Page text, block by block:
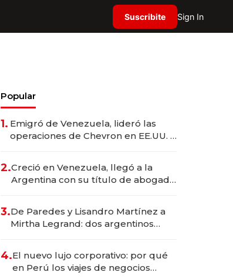
Suscribite Sign In
Popular
1. Emigró de Venezuela, lideró las
operaciones de Chevron en EE.UU. y
2.Creció en Venezuela, llegó a la
Argentina con su título de abogado
marcas "fast premium"
3.De Paredes y Lisandro Martínez a
Mirtha Legrand: dos argentinos
4.El nuevo lujo corporativo: por qué
en Perú los viajes de negocios